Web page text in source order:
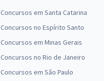
Concursos em Santa Catarina
Concursos no Espírito Santo
Concursos em Minas Gerais
Concursos no Rio de Janeiro
Concursos em São Paulo